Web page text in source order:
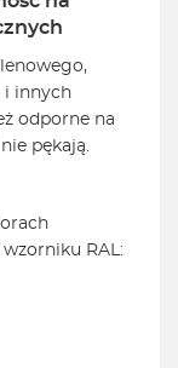
i innych
odporne na
pękają.
wzorniku RAL: